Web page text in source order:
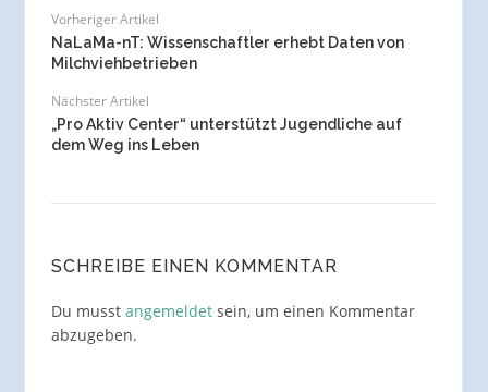
Vorheriger Artikel
NaLaMa-nT: Wissenschaftler erhebt Daten von
Milchviehbetrieben
Nächster Artikel
„Pro Aktiv Center“ unterstützt Jugendliche auf
dem Weg ins Leben
SCHREIBE EINEN KOMMENTAR
Du musst angemeldetsein, um einen Kommentar
abzugeben.